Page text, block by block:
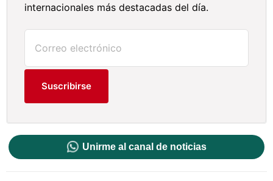
internacionales más destacadas del día.
Suscribirse
Unirme al canal de noticias